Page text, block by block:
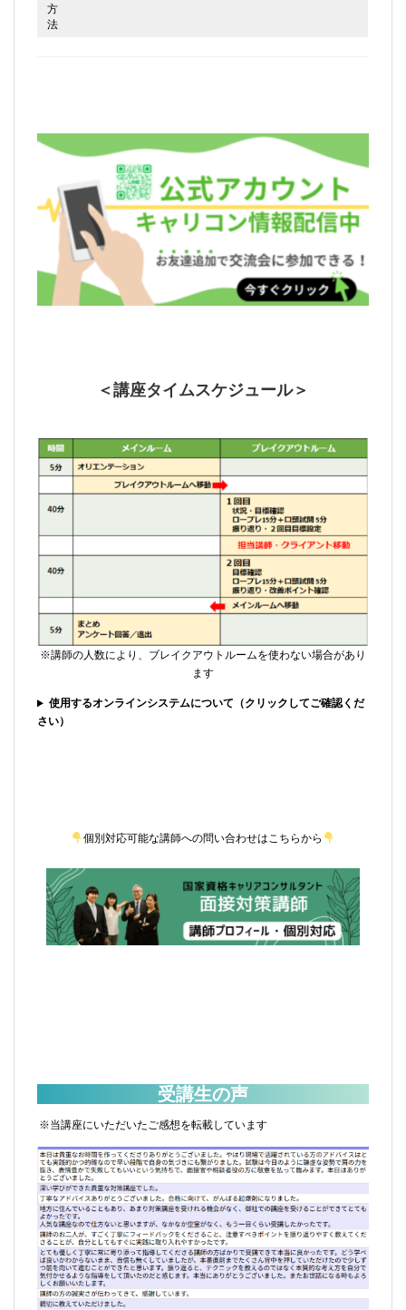
方
法
＜講座タイムスケジュール＞
※講師の人数により、ブレイクアウトルームを使わない場合があり
ます
使用するオンラインシステムについて（クリックしてご確認くだ
さい）
個別対応可能な講師への問い合わせはこちらから
受講生の声
※当講座にいただいたご感想を転載しています